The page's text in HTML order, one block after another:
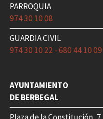
PARROQUIA
974 30 10 08
GUARDIA CIVIL
974 30 10 22 - 680 44 10 09
AYUNTAMIENTO
DE BERBEGAL